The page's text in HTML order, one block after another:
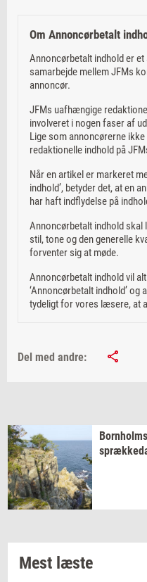
Om Annoncørbetalt
Annoncørbetalt indhold er
samarbejde mellem JFMs
annoncør.
JFMs uafhængige
involveret i nogen faser af
Lige som annoncørerne
redaktionelle indhold på
Når en artikel er markeret
indhold’, betyder det, at en
har haft indflydelse på
Annoncørbetalt indhold skal
stil, tone og den generelle
forventer sig at møde.
Annoncørbetalt indhold vil
‘Annoncørbetalt indhold’
tydeligt for vores læsere, at
Del med andre:
Born­holms
Mest læste